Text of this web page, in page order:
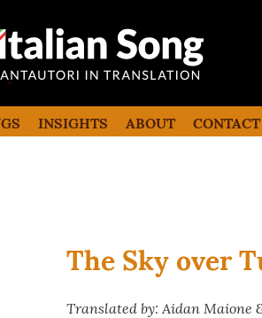
song
INSIGHTS ABOUT CONTACT
The Sky over
Translated by: Aidan Maione